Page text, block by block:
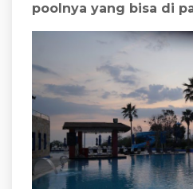
poolnya yang bisa di